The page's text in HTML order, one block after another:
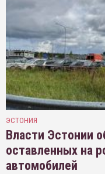
ЭСТОНИЯ
Власти Эстонии
оставленных на
автомобилей